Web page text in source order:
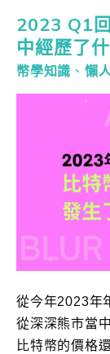
2023 Q1
中經歷了
幣學知識 、懶
從今年2023年
從深深熊市當
比特幣的價格